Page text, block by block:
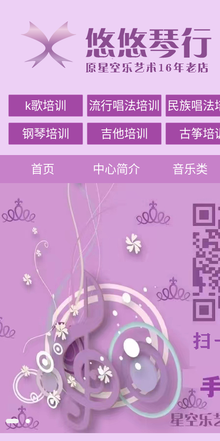
k歌培训 流行唱法培训 民族唱法
钢琴培训 吉他培训 古筝培
首页 中心简介 音乐类